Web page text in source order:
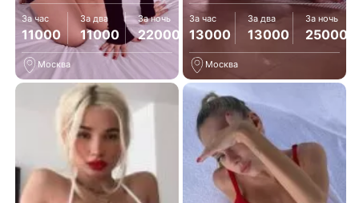
За час
11000
За два
11000
За ночь
22000
Москва
За час
13000
За два
13000
За ночь
25000
Москва